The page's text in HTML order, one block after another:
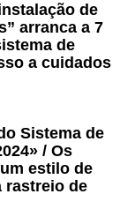
de
arranca a 7
de
a cuidados
Sistema de
/ Os
estilo de
rastreio de